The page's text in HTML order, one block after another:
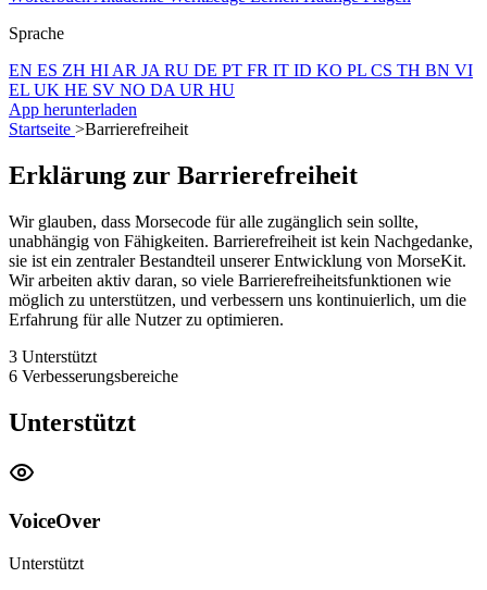
Sprache
EN ES ZH HI AR JA RU DE PT FR IT ID KO PL CS TH BN VI
EL UK HE SV NO DA UR HU
App herunterladen
Startseite >Barrierefreiheit
Erklärung zur Barrierefreiheit
Wir glauben, dass Morsecode für alle zugänglich sein sollte,
unabhängig von Fähigkeiten. Barrierefreiheit ist kein Nachgedanke,
sie ist ein zentraler Bestandteil unserer Entwicklung von MorseKit.
Wir arbeiten aktiv daran, so viele Barrierefreiheitsfunktionen wie
möglich zu unterstützen, und verbessern uns kontinuierlich, um die
Erfahrung für alle Nutzer zu optimieren.
3 Unterstützt
6 Verbesserungsbereiche
Unterstützt
VoiceOver
Unterstützt